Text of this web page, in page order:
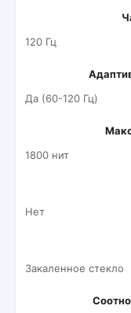
120 Гц
Да (60-120 Гц)
1800 нит
Нет
Закаленное стекло